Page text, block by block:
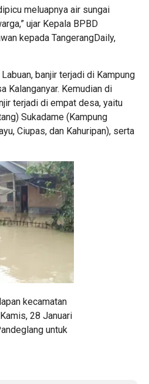
meluapnya air sungai
ujar Kepala BPBD
kepada TangerangDaily,
banjir terjadi di Kampung
Kalanganyar. Kemudian di
terjadi di empat desa, yaitu
Sukadame (Kampung
Ciupas, dan Kahuripan), serta
kecamatan
28 Januari
untuk